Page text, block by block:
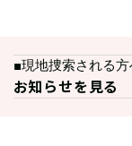
■現地捜索される方
お知らせを見る